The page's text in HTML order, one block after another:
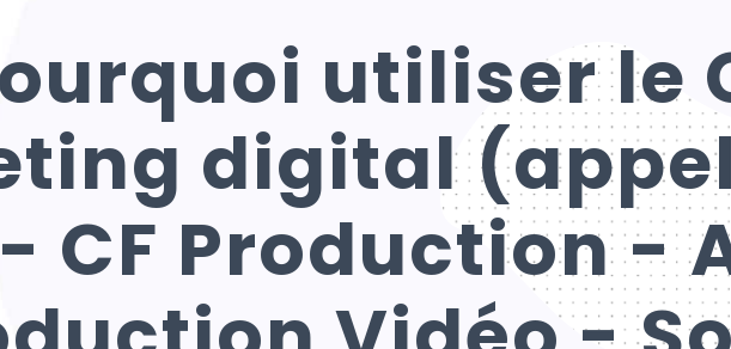
utiliser le
digital
CF Production -